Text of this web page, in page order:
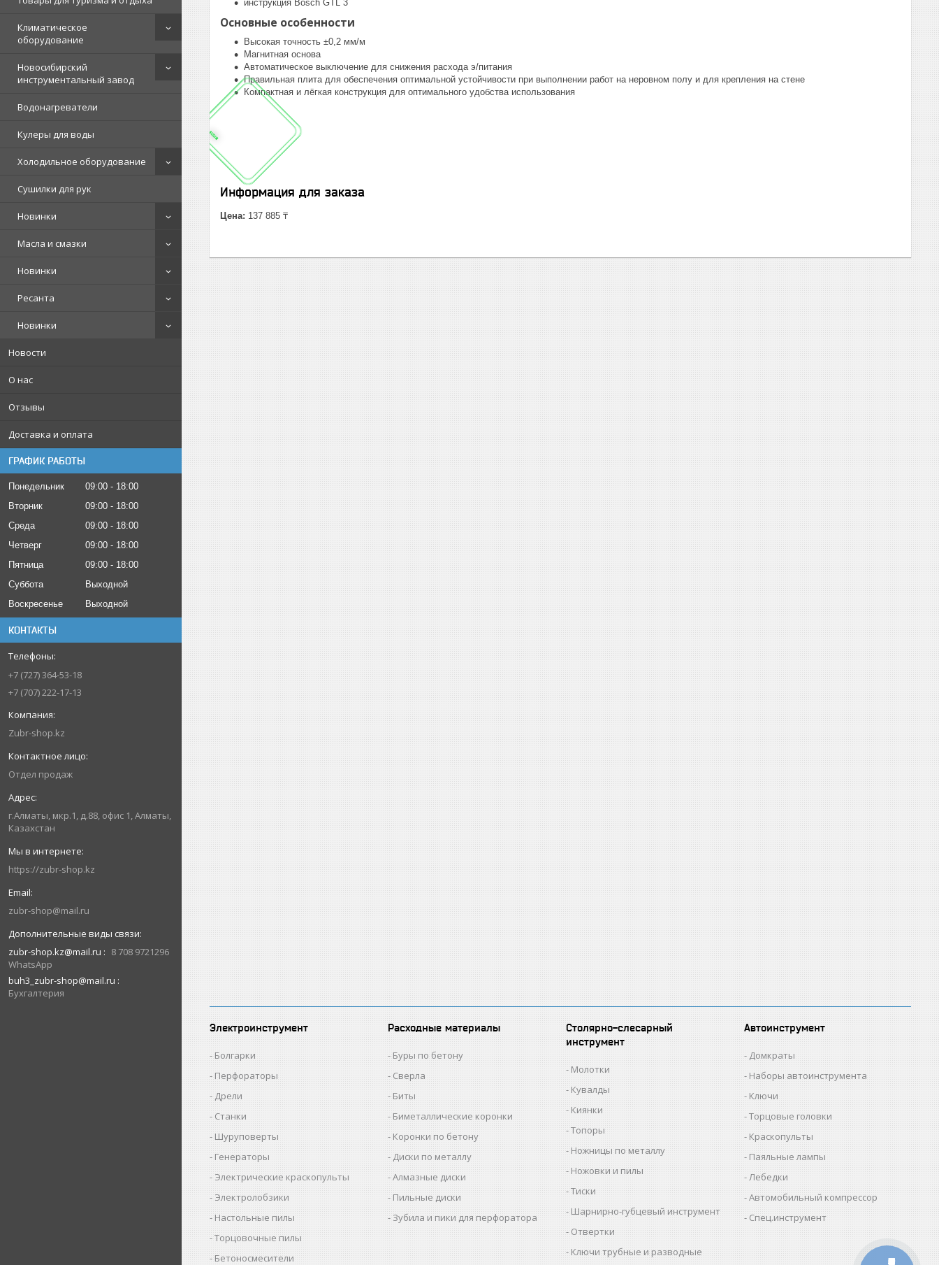
Климатическое
оборудование
Новосибирский
инструментальный завод
Водонагреватели
Кулеры для воды
Холодильное оборудование
Сушилки для рук
Новинки
Масла и смазки
Новинки
Ресанта
Новинки
Новости
О нас
Отзывы
Доставка и оплата
ГРАФИК РАБОТЫ
Понедельник 09:00
18:00
Вторник
09:00
18:00
Среда
09:00
18:00
Четверг
09:00
18:00
Пятница
09:00
18:00
Суббота
Выходной
Воскресенье
Выходной
КОНТАКТЫ
+7 (727) 364-53-18
+7 (707) 222-17-13
Zubr-shop.kz
Отдел продаж
г.Алматы, мкр.1, д.88, офис 1, Алматы,
Казахстан
https://zubr-shop.kz
zubr-shop@mail.ru
zubr-shop.kz@mail.ru
8 708 9721296
WhatsApp
buh3_zubr-shop@mail.ru
Бухгалтерия
инструкция Bosch GTL 3
Основные особенности
Высокая точность ±0,2 мм/м
Магнитная основа
Автоматическое выключение для снижения расхода э/питания
Правильная плита для обеспечения оптимальной устойчивости при выполнении работ на неровном полу и для крепления на стене
Компактная и лёгкая конструкция для оптимального удобства использования
Информация для заказа
Цена: 137 885 ₸
Электроинструмент
Болгарки
Перфораторы
Дрели
Станки
Шуруповерты
Генераторы
Электрические краскопульты
Электролобзики
Настольные пилы
Торцовочные пилы
Бетоносмесители
Расходные материалы
Буры по бетону
Сверла
Биты
Биметаллические коронки
Коронки по бетону
Диски по металлу
Алмазные диски
Пильные диски
Зубила и пики для перфоратора
Столярно-слесарный
инструмент
Молотки
Кувалды
Киянки
Топоры
Ножницы по металлу
Ножовки и пилы
Тиски
Шарнирно-губцевый инструмент
Отвертки
Ключи трубные и разводные
Автоинструмент
Домкраты
Наборы автоинструмента
Ключи
Торцовые головки
Краскопульты
Паяльные лампы
Лебедки
Автомобильный компрессор
Спец.инструмент